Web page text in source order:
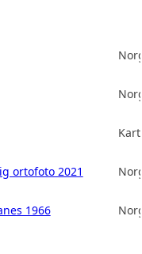
ortofoto 2021
1966